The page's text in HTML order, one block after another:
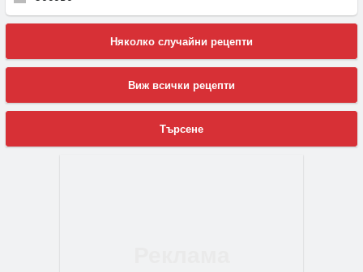
Няколко случайни рецепти
Виж всички рецепти
Търсене